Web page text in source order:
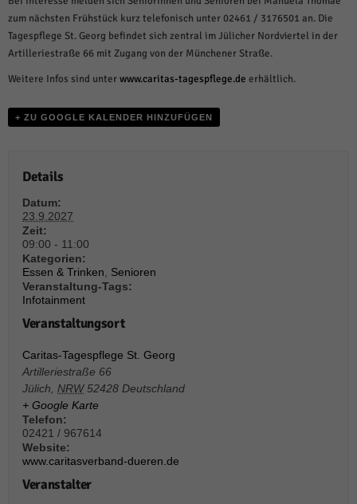
zum nächsten Frühstück kurz telefonisch unter 02461 / 3176501 an. Die
Tagespflege St. Georg befindet sich zentral im Jülicher Nordviertel in der
Artilleriestraße 66 mit Zugang von der Münchener Straße.
Weitere Infos sind unterwww.caritas-tagespflege.de erhältlich.
+ ZU GOOGLE KALENDER HINZUFÜGEN
Details
Datum:
23.9.2027
Zeit:
09:00 - 11:00
Kategorien:
Essen & Trinken, Senioren
Veranstaltung-Tags:
Infotainment
Veranstaltungsort
Caritas-Tagespflege St. Georg
Artilleriestraße 66
Jülich, NRW 52428 Deutschland
+ Google Karte
Telefon:
02421 / 967614
Website:
www.caritasverband-dueren.de
Veranstalter
auswählen.
Alle akzeptieren Speichern und weiter
Zurück
Essenziell (1)
Statistiken (1)
Statistik Cookies erfassen Informationen anonym. Diese Informationen helfen
uns zu verstehen, wie unsere Besucher unsere Website nutzen.
Cookie-Informationen anzeigen
Marketing (1)
Marketing-Cookies werden von Drittanbietern oder Publishern verwendet,
über Websites hinweg verfolgen.
Externe Medien (6)
Inhalte von Videoplattformen und Social-Media-Plattformen werden
standardmäßig blockiert. Wenn Cookies von externen Medien akzeptiert
werden, bedarf der Zugriff auf diese Inhalte keiner manuellen Einwilligung
mehr.